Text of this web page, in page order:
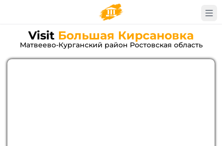
Visit Большая Кирсановка
Матвеево-Курганский район Ростовская область